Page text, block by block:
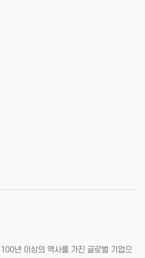
년 이상의 역사를 가진 글로벌 기업으